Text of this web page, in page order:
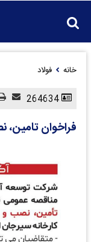
خانه فولاد
فراخوان تامین،